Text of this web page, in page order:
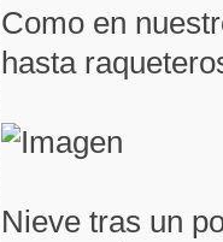
Como en
hasta
Nieve tras un